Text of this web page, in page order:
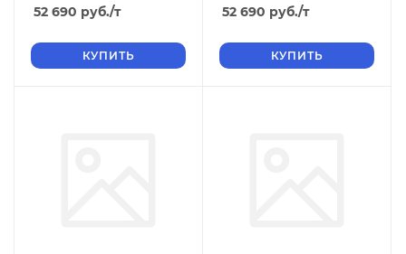
ТУ, длина 6 м, размер b
52 690 руб./т
КУПИТЬ
ТУ, длина 6 м, размер b
52 690 руб./т
КУПИТЬ